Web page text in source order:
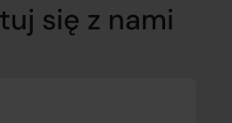
się z nami